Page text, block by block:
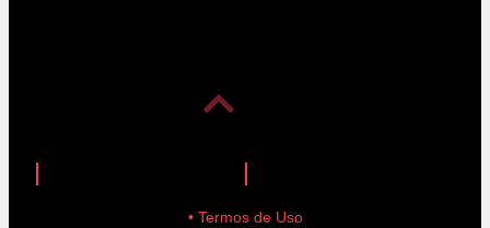
• Termos de Uso